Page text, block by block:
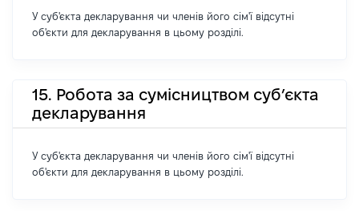
У суб'єкта декларування чи членів його сім'ї відсутні
об'єкти для декларування в цьому розділі.
15. Робота за сумісництвом суб’єкта
декларування
У суб'єкта декларування чи членів його сім'ї відсутні
об'єкти для декларування в цьому розділі.